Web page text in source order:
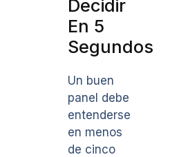
Decidir
En 5
Segundos
Un buen
panel debe
entenderse
en menos
de cinco